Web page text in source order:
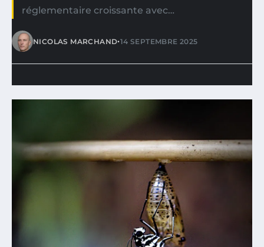
réglementaire croissante avec…
NICOLAS MARCHAND•14 SEPTEMBRE 2025